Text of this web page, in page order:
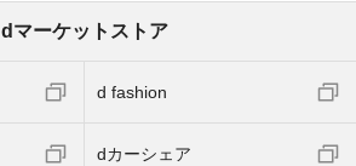
dマーケットストア
d fashion
dカーシェア